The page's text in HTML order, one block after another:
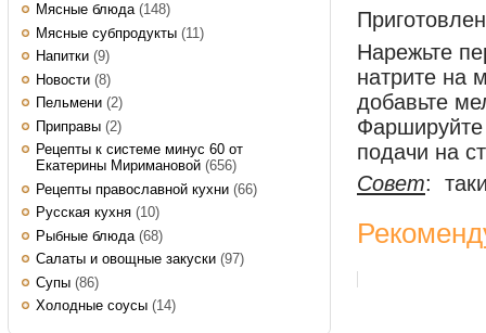
Мясные блюда(148)
Мясные субпродукты (11)
Напитки (9)
Новости (8)
Пельмени (2)
Приправы (2)
Рецепты к системе минус 60 от
Екатерины Миримановой (656)
Рецепты православной кухни (66)
Русская кухня (10)
Рыбные блюда (68)
Салаты и овощные закуски (97)
Супы (86)
Холодные соусы (14)
Нарежьте
натрите на
добавьте
Фаршируйте
подачи на
Совет: